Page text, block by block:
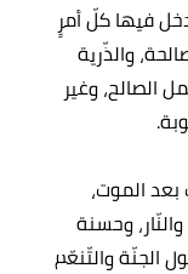
فيها كلّ أمرٍ
والذّرية
الصالح، وغير
الموت،
وحسنة
الجنّة والتّنعّم